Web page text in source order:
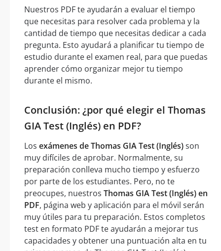
Nuestros PDF te ayudarán a evaluar el tiempo
que necesitas para resolver cada problema y la
cantidad de tiempo que necesitas dedicar a cada
pregunta. Esto ayudará a planificar tu tiempo de
estudio durante el examen real, para que puedas
aprender cómo organizar mejor tu tiempo
durante el mismo.
Conclusión: ¿por qué elegir el Thomas
GIA Test (Inglés) en PDF?
Los exámenes de Thomas GIA Test (Inglés)son
muy difíciles de aprobar. Normalmente, su
preparación conlleva mucho tiempo y esfuerzo
por parte de los estudiantes. Pero, no te
preocupes, nuestros Thomas GIA Test (Inglés) en
PDF, página web y aplicación para el móvil serán
muy útiles para tu preparación. Estos completos
test en formato PDF te ayudarán a mejorar tus
capacidades y obtener una puntuación alta en tu